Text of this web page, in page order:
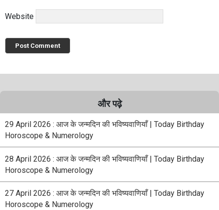
Website
और पढ़े
29 April 2026 : आज के जन्मदिन की भविष्यवाणियाँ | Today Birthday
Horoscope & Numerology
28 April 2026 : आज के जन्मदिन की भविष्यवाणियाँ | Today Birthday
Horoscope & Numerology
27 April 2026 : आज के जन्मदिन की भविष्यवाणियाँ | Today Birthday
Horoscope & Numerology